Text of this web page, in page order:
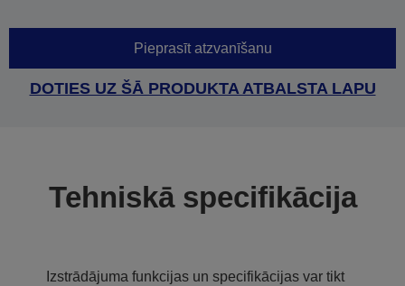
Pieprasīt atzvanīšanu
DOTIES UZ ŠĀ PRODUKTA ATBALSTA LAPU
Tehniskā specifikācija
Izstrādājuma funkcijas un specifikācijas var tikt